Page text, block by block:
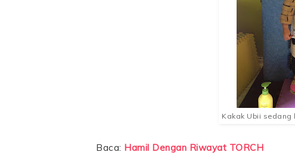
Kakak Ubii
Baca: Hamil Dengan Riwayat TORCH